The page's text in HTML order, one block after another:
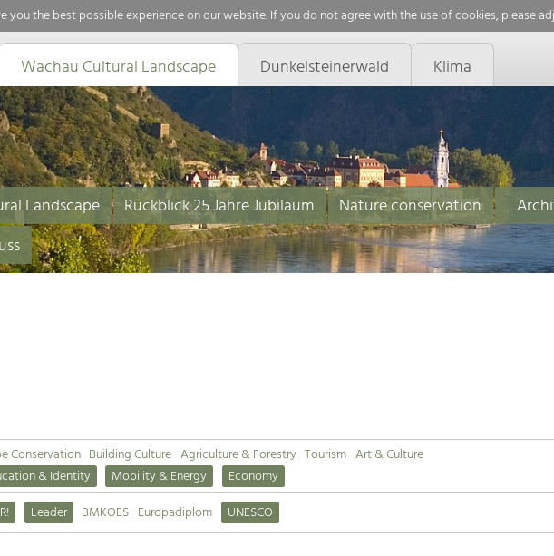
you the best possible experience on our website. If you do not agree with the use of cookies, please
Wachau Cultural Landscape Dunkelsteinerwald Klima
Landscape Rückblick 25 Jahre Jubiläum Nature conservation
Conservation Building Culture Agriculture & Forestry Tourism Art & Culture
& Identity
Mobility & Energy
Economy
Leader BMKOES Europadiplom UNESCO